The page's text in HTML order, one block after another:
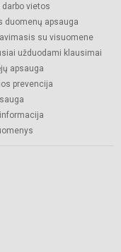
darbo vietos
duomenų apsauga
su visuomene
užduodami klausimai
apsauga
prevencija